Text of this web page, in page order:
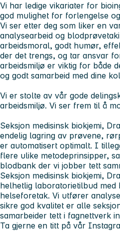
Vi har ledige vikariater for
god mulighet for forlengelse
Vi ser etter deg som liker en
analysearbeid og
arbeidsmoral, godt humør,
der det trengs, og tar ansvar
arbeidsmiljø er viktig for både
og godt samarbeid med dine
Vi er stolte av vår gode
arbeidsmiljø. Vi ser frem til å
Seksjon medisinsk biokjemi,
endelig lagring av prøvene,
er automatisert optimalt. I
flere ulike metodeprinsipper,
blodbank der vi jobber tett
Seksjon medisinsk biokjemi,
helhetlig laboratorietilbud med
helseforetak. Vi utfører
sikre god kvalitet er alle
samarbeider tett i fagnettverk
Ta gjerne en titt på vår